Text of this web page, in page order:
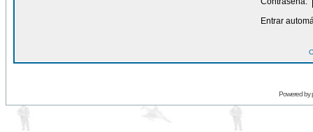
Entrar
Powered by